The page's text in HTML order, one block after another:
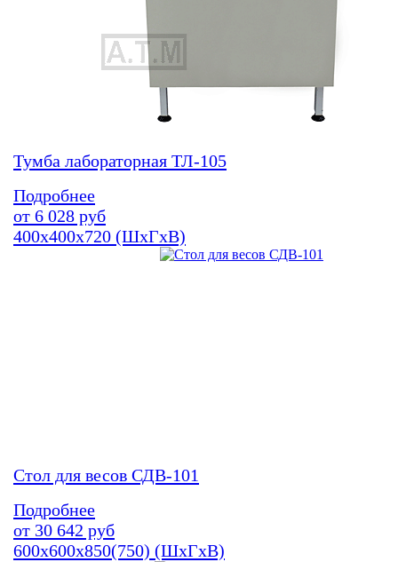
Тумба лабораторная ТЛ-105
Подробнее
от 6 028 руб
400х400х720 (ШхГхВ)
Стол для весов СДВ-101
Подробнее
от 30 642 руб
600х600х850(750) (ШхГхВ)